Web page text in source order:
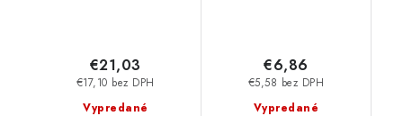
Vypredané
€17,10 bez DPH
€21,03
Vypredané
€5,58 bez DPH
€6,86